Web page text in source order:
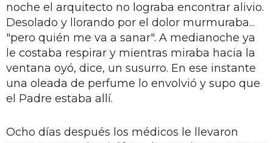
noche el arquitecto no lograba encontrar alivio.
Desolado y llorando por el dolor murmuraba...
"pero quién me va a sanar". A medianoche ya
le costaba respirar y mientras miraba hacia la
ventana oyó, dice, un susurro. En ese instante
una oleada de perfume lo envolvió y supo que
el Padre estaba allí.
Ocho días después los médicos le llevaron